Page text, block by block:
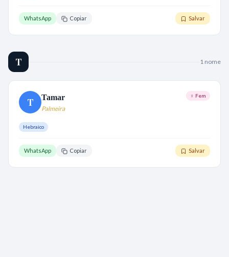
WhatsApp Copiar Salvar
T 1 nome
T Tamar
Palmeira
♀ Fem
Hebraico
WhatsApp Copiar Salvar